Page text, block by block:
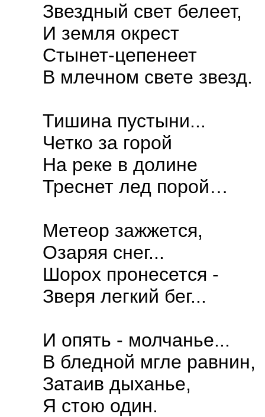
Звездный свет белеет,
И земля окрест
Стынет-цепенеет
В млечном свете звезд.
Тишина пустыни...
Четко за горой
На реке в долине
Треснет лед порой…
Метеор зажжется,
Озаряя снег...
Шорох пронесется -
Зверя легкий бег...
И опять - молчанье...
В бледной мгле равнин,
Затаив дыханье,
Я стою один.